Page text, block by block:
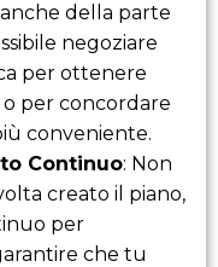
della parte
negoziare
per ottenere
per concordare
conveniente.
Continuo: Non
creato il piano,
per
che tu